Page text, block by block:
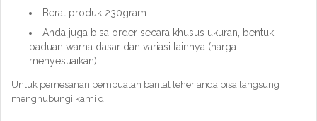
Berat produk 230gram
Anda juga bisa order secara khusus ukuran, bentuk,
paduan warna dasar dan variasi lainnya (harga
menyesuaikan)
Untuk pemesanan pembuatan bantal leher anda bisa langsung
menghubungi kami di